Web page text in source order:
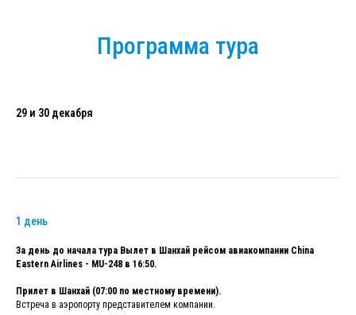
Программа тура
29 и 30 декабря
1 день
За день до начала тура Вылет в Шанхай рейсом авиакомпании China
Eastern Airlines - MU-248 в 16:50.
Прилет в Шанхай (07:00 по местному времени).
Встреча в аэропорту представителем компании.